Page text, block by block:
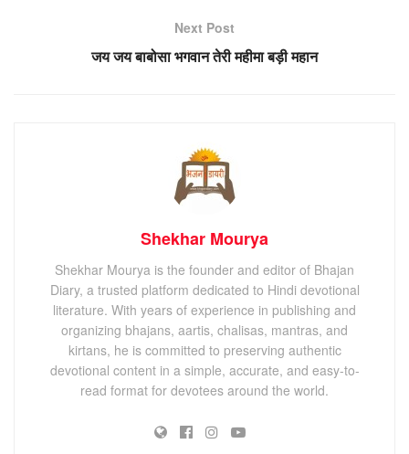
Next Post
जय जय बाबोसा भगवान तेरी महीमा बड़ी महान
Shekhar Mourya
Shekhar Mourya is the founder and editor of Bhajan
Diary, a trusted platform dedicated to Hindi devotional
literature. With years of experience in publishing and
organizing bhajans, aartis, chalisas, mantras, and
kirtans, he is committed to preserving authentic
devotional content in a simple, accurate, and easy-to-
read format for devotees around the world.